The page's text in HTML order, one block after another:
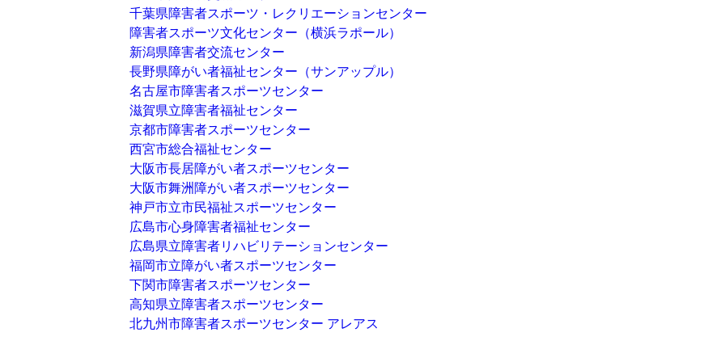
千葉県障害者スポーツ・レクリエーションセンター
障害者スポーツ文化センター（横浜ラポール）
新潟県障害者交流センター
長野県障がい者福祉センター（サンアップル）
名古屋市障害者スポーツセンター
滋賀県立障害者福祉センター
京都市障害者スポーツセンター
西宮市総合福祉センター
大阪市長居障がい者スポーツセンター
大阪市舞洲障がい者スポーツセンター
神戸市立市民福祉スポーツセンター
広島市心身障害者福祉センター
広島県立障害者リハビリテーションセンター
福岡市立障がい者スポーツセンター
下関市障害者スポーツセンター
高知県立障害者スポーツセンター
北九州市障害者スポーツセンター アレアス